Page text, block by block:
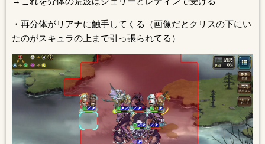
・再分体がリアナに触手してくる（画像だとクリスの下にい
たのがスキュラの上まで引っ張られてる）